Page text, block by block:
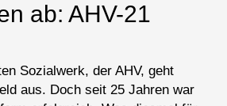
ab: AHV-21
Sozialwerk, der AHV, geht
aus. Doch seit 25 Jahren war